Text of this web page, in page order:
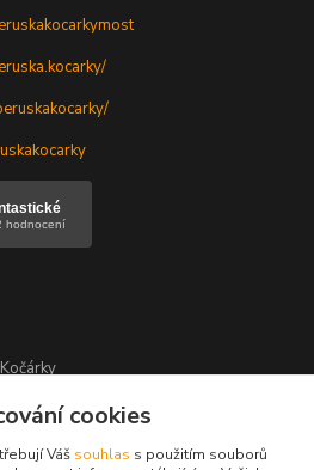
cookies
Váš souhlas s použitím souborů